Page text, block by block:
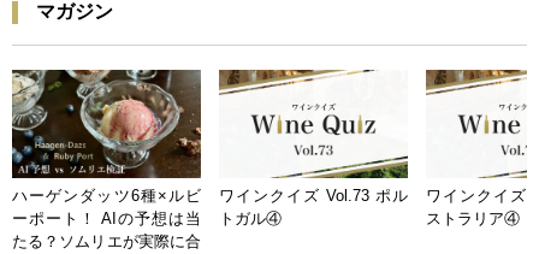
マガジン
ハーゲンダッツ6種×ルビ
ーポート！ AIの予想は当
たる？ソムリエが実際に合
ワインクイズ Vol.73 ポル
トガル④
ワインクイズ
ストラリア④